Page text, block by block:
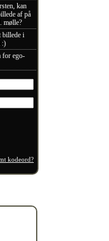
kan
af på
mølle?
billede i
:)
for ego-
kodeord?